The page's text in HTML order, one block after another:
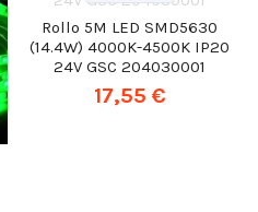
Rollo 5M LED SMD5630
(14.4W) 4000K-4500K IP20
24V GSC 204030001
17,55 €